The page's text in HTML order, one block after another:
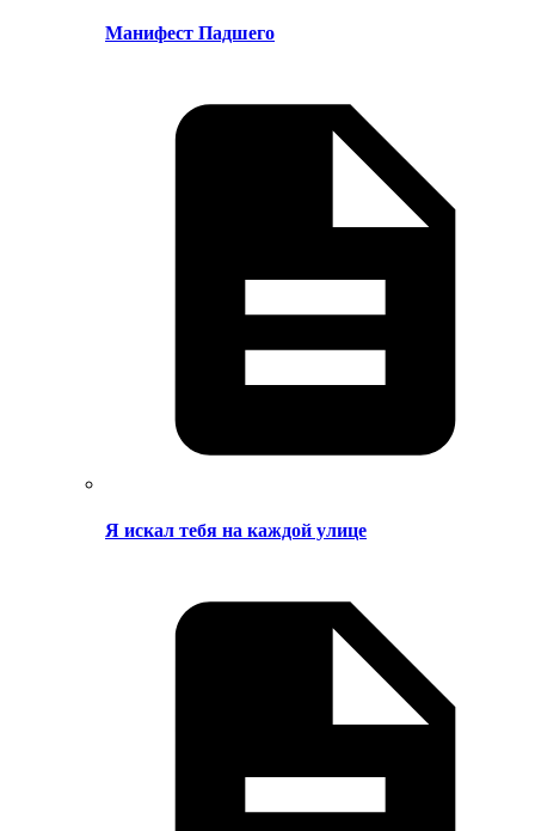
Манифест Падшего
Я искал тебя на каждой улице